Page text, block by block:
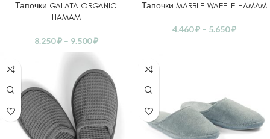
Тапочки GALATA ORGANIC
HAMAM
8.250₽ – 9.500₽
Тапочки MARBLE WAFFLE HAMAM
4.460₽ – 5.650₽